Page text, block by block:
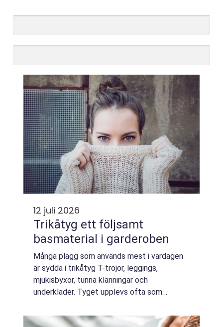
12 juli 2026
Trikåtyg ett följsamt
basmaterial i garderoben
Många plagg som används mest i vardagen
är sydda i trikåtyg T-tröjor, leggings,
mjukisbyxor, tunna klänningar och
underkläder. Tyget upplevs ofta som
finns tydliga egenskaper som gör trikå unikt.